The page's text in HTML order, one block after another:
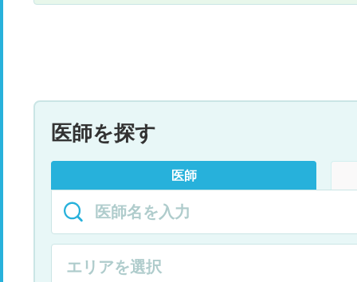
医師を探す
医師